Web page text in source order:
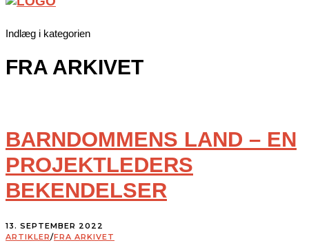
Indlæg i kategorien
FRA ARKIVET
BARNDOMMENS LAND – EN
PROJEKTLEDERS
BEKENDELSER
13. SEPTEMBER 2022
ARTIKLER/FRA ARKIVET